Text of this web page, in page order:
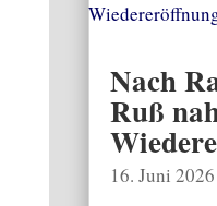
Nach
Ruß
16. Juni 2026